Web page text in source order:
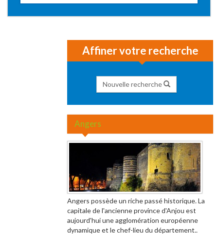
Affiner votre recherche
Nouvelle recherche
Angers
Angers possède un riche passé historique. La
capitale de l'ancienne province d'Anjou est
aujourd'hui une agglomération européenne
dynamique et le chef-lieu du département..